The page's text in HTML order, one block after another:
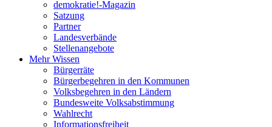
demokratie!-Magazin
Satzung
Partner
Landesverbände
Stellenangebote
Mehr Wissen
Bürgerräte
Bürgerbegehren in den Kommunen
Volksbegehren in den Ländern
Bundesweite Volksabstimmung
Wahlrecht
Informationsfreiheit